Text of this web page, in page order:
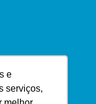
e
serviços,